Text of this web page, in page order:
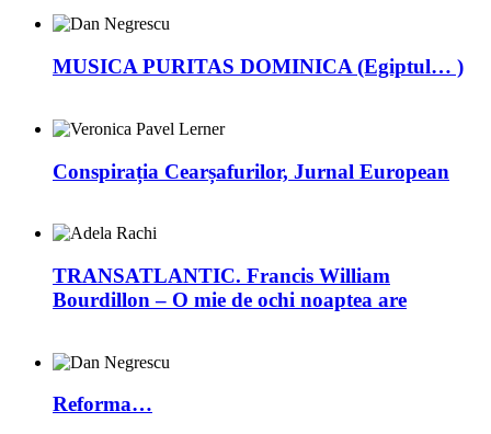
MUSICA PURITAS DOMINICA (Egiptul… )
Conspirația Cearșafurilor, Jurnal European
TRANSATLANTIC. Francis William
Bourdillon – O mie de ochi noaptea are
Reforma…